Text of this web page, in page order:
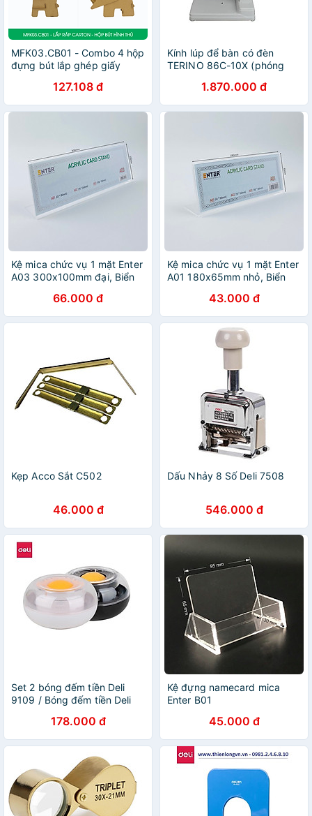
MFK03.CB01 - Combo 4 hộp
đựng bút lắp ghép giấy
giác, con hươu, con ngựa
127.108 đ
Kính lúp để bàn có đèn
TERINO 86C-10X (phóng
Hàng chính hãng
1.870.000 đ
Kệ mica chức vụ 1 mặt Enter
A03 300x100mm đại, Biển
66.000 đ
Kệ mica chức vụ 1 mặt Enter
A01 180x65mm nhỏ, Biển
43.000 đ
Kẹp Acco Sắt C502
46.000 đ
Dấu Nhảy 8 Số Deli 7508
546.000 đ
Set 2 bóng đếm tiền Deli
9109 / Bóng đếm tiền Deli
178.000 đ
Kệ đựng namecard mica
Enter B01
45.000 đ